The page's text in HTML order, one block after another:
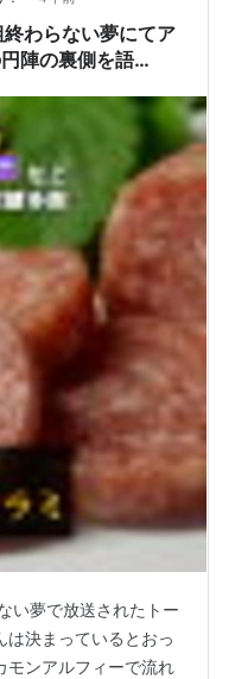
終わらない夢にてア
陣の裏側を語
い夢で放送されたトー
は決まっているとおっ
モンアルフィーで流れ